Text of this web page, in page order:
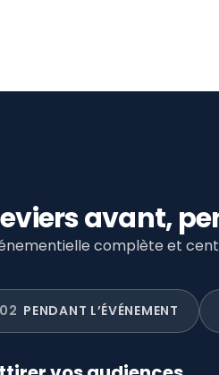
avant,
complète et
02 PENDANT L’ÉVÉNEMENT